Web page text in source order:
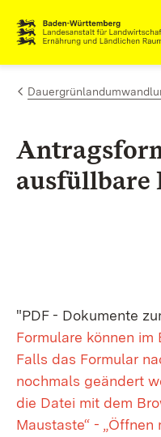
Zum Inhalt
Link zur Startseite
ausfüllbare
"PDF - Dokumente
Formulare können
Falls das Formular
nochmals geändert
die Datei mit dem
Maustaste“ - „Öffnen